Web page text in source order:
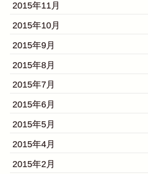
2015年11月
2015年10月
2015年9月
2015年8月
2015年7月
2015年6月
2015年5月
2015年4月
2015年2月